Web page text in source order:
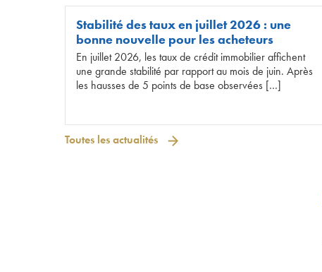
Stabilité des taux en juillet 2026 : une
bonne nouvelle pour les acheteurs
En juillet 2026, les taux de crédit immobilier affichent
une grande stabilité par rapport au mois de juin. Après
les hausses de 5 points de base observées […]
Toutes les actualités